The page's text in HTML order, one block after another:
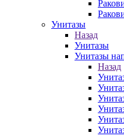
Унитазы
Назад
Унитазы
Унитазы
Назад